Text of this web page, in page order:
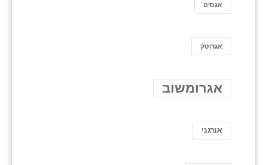
אגסים
אגרוטק
אגרומשוב
אורגני